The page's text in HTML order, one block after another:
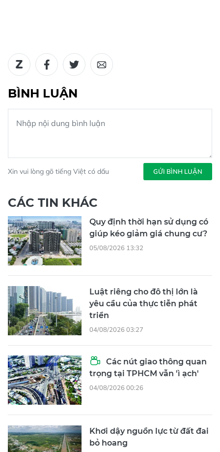
BÌNH LUẬN
Xin vui lòng gõ tiếng Việt có dấu GỬI BÌNH LUẬN
CÁC TIN KHÁC
Quy định thời hạn sử dụng có
giúp kéo giảm giá chung cư?
05/08/2026 13:32
Luật riêng cho đô thị lớn là
yêu cầu của thực tiễn phát
triển
04/08/2026 03:27
Các nút giao thông quan
trọng tại TPHCM vẫn 'ì ạch'
04/08/2026 00:26
Khơi dậy nguồn lực từ đất đai
bỏ hoang